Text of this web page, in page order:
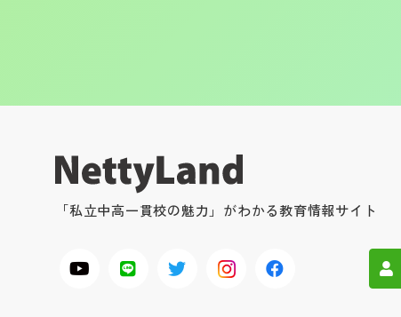
「私立中高一貫校の魅力」がわかる教育情報サイト